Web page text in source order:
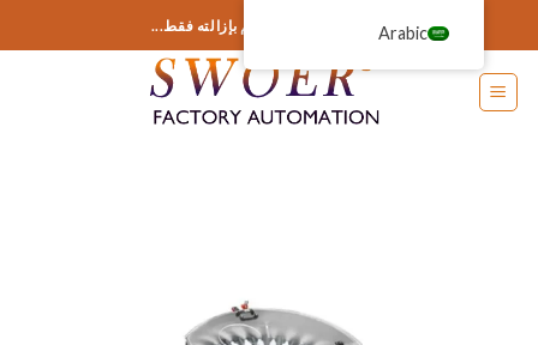
المحتوى
أضف أي شيء هنا أو قم بإزالته فقط...Arabic